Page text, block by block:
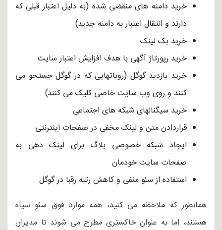
خرید دامنه های منقضی شده (به دلیل اعتبار قبلی که
دارند و انتقال اعتبار به دامنه جدید)
خرید بک لینک
خرید رپورتاژ آگهی با هدف افزایش اعتبار سایت
خرید بازدید گوگل (روباتهایی که در گوگل جستجو می
کنند و روی وب سایت خاصی کلیک می کنند)
خرید سیگنالهای شبکه های اجتماعی
قراردادن متن و لینک مخفی در صفحات اینترنتی
ایجاد شبکه خصوصی بلاگ برای لینک دهی به
صفحات سایت خودمان
استفاده از سئو منفی و کاهش رتبه رقبا در گوگل
همانطور که ملاحظه می کنید، همه موارد فوق سئو سیاه
هستند، اما به عنوان خاکستری مطرح می شوند تا مدیران